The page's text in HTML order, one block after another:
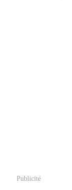
Publicité